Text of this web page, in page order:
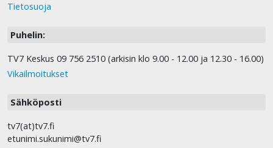
Tietosuoja
Puhelin:
TV7 Keskus 09 756 2510 (arkisin klo 9.00 - 12.00 ja 12.30 - 16.00)
Vikailmoitukset
Sähköposti
tv7(at)tv7.fi
etunimi.sukunimi@tv7.fi